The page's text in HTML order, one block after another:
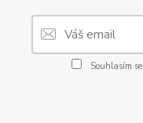
Souhlasím se